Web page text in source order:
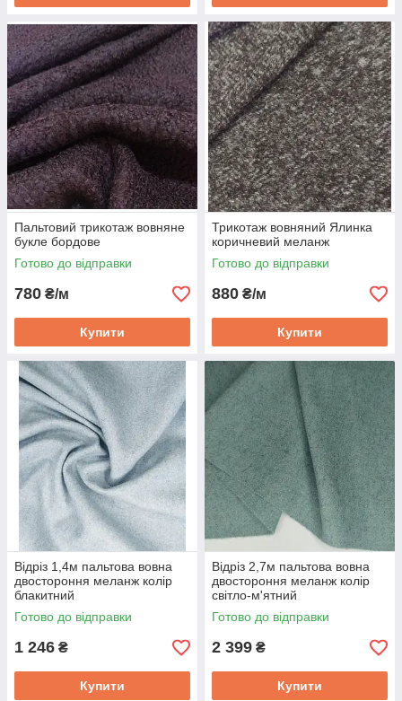
Пальтовий трикотаж вовняне
букле бордове
Готово до відправки
780 ₴/м
Купити
Трикотаж вовняний Ялинка
коричневий меланж
Готово до відправки
880 ₴/м
Купити
Відріз 1,4м пальтова вовна
двостороння меланж колір
блакитний
Готово до відправки
1 246 ₴
Купити
Відріз 2,7м пальтова вовна
двостороння меланж колір
світло-м'ятний
Готово до відправки
2 399 ₴
Купити